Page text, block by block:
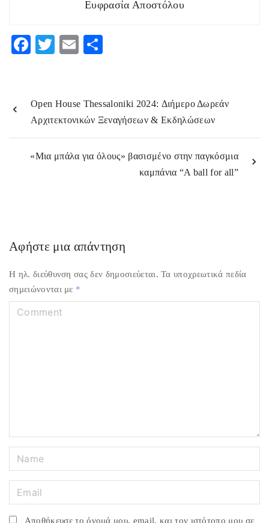
Ευφρασία Αποστόλου
F
o
o
k
T
er
E
l
α
στ
εί
τε
Open House Thessaloniki 2024: Διήμερο Δωρεάν
Αρχιτεκτονικών Ξεναγήσεων & Εκδηλώσεων
«Μια μπάλα για όλους» βασισμένο στην παγκόσμια
καμπάνια “A ball for all”
Αφήστε μια απάντηση
Η ηλ. διεύθυνση σας δεν δημοσιεύεται. Τα υποχρεωτικά πεδία
σημειώνονται με *
a
m
m
a
Αποθήκευσε το όνομά μου, email, και τον ιστότοπο μου σε